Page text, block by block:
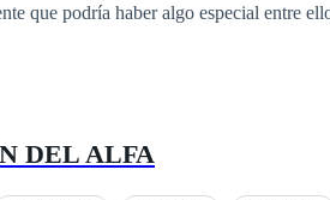
que podría haber algo especial entre
ellos siempre será solo miradas y
DEL ALFA